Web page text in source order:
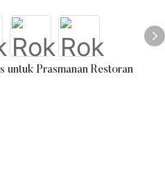
untuk Prasmanan Restoran